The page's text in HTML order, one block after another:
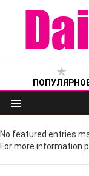
Меню
No featured entries
For more information